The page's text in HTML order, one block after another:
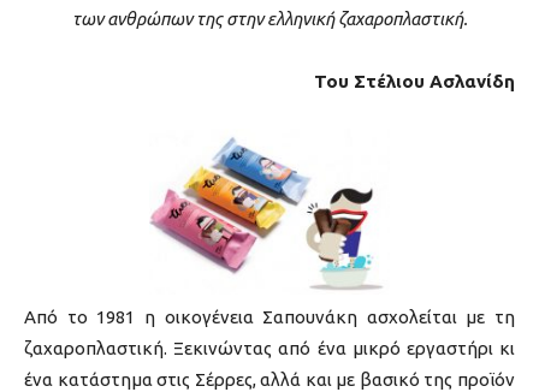
των ανθρώπων της στην ελληνική ζαχαροπλαστική.
Του Στέλιου Ασλανίδη
Από το 1981 η οικογένεια Σαπουνάκη ασχολείται με τη
ζαχαροπλαστική. Ξεκινώντας από ένα μικρό εργαστήρι κι
ένα κατάστημα στις Σέρρες, αλλά και με βασικό της προϊόν